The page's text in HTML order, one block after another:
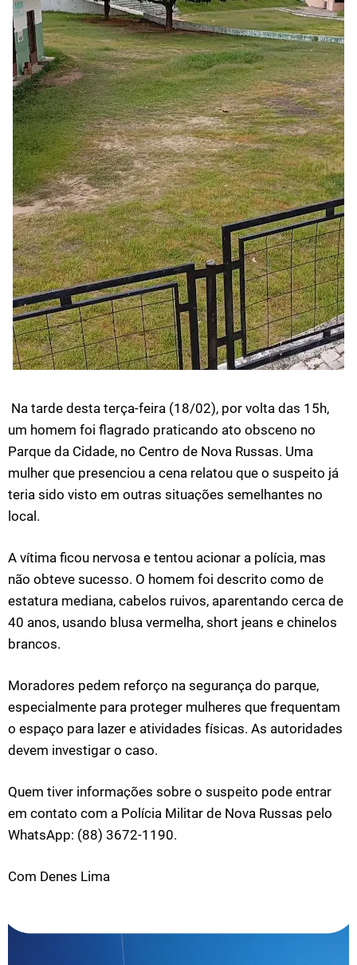
Na tarde desta terça-feira (18/02), por volta das 15h,
um homem foi flagrado praticando ato obsceno no
Parque da Cidade, no Centro de Nova Russas. Uma
mulher que presenciou a cena relatou que o suspeito já
teria sido visto em outras situações semelhantes no
local.
A vítima ficou nervosa e tentou acionar a polícia, mas
não obteve sucesso. O homem foi descrito como de
estatura mediana, cabelos ruivos, aparentando cerca de
40 anos, usando blusa vermelha, short jeans e chinelos
brancos.
Moradores pedem reforço na segurança do parque,
especialmente para proteger mulheres que frequentam
o espaço para lazer e atividades físicas. As autoridades
devem investigar o caso.
Quem tiver informações sobre o suspeito pode entrar
em contato com a Polícia Militar de Nova Russas pelo
WhatsApp: (88) 3672-1190.
Com Denes Lima